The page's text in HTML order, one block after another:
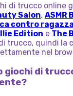
di trucco online
Salon, ASMR
contro
Edition e The
trucco, quindi la
nel
giochi di